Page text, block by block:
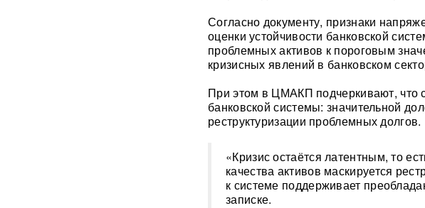
Согласно документу, признаки
оценки устойчивости банковской
проблемных активов к пороговым
кризисных явлений в банковском
При этом в ЦМАКП подчеркивают, что
банковской системы: значительной
реструктуризации проблемных долгов.
«Кризис остаётся латентным, то
качества активов маскируется
к системе поддерживает
записке.